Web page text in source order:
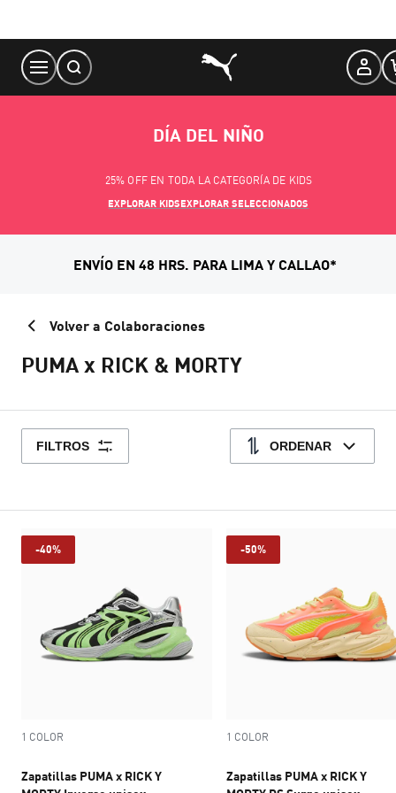
Content
DÍA DEL NIÑO
25% OFF EN TODA LA CATEGORÍA DE KIDS
EXPLORAR KIDSEXPLORAR SELECCIONADOS
ENVÍO EN 48 HRS. PARA LIMA Y CALLAO*
Volver a Colaboraciones
PUMA x RICK & MORTY
FILTROS ORDENAR
-40%
1 COLOR
Zapatillas PUMA x RICK Y
-50%
1 COLOR
Zapatillas PUMA x RICK Y